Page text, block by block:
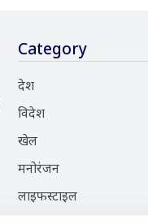
Category
देश
विदेश
खेल
मनोरंजन
लाइफस्टाइल